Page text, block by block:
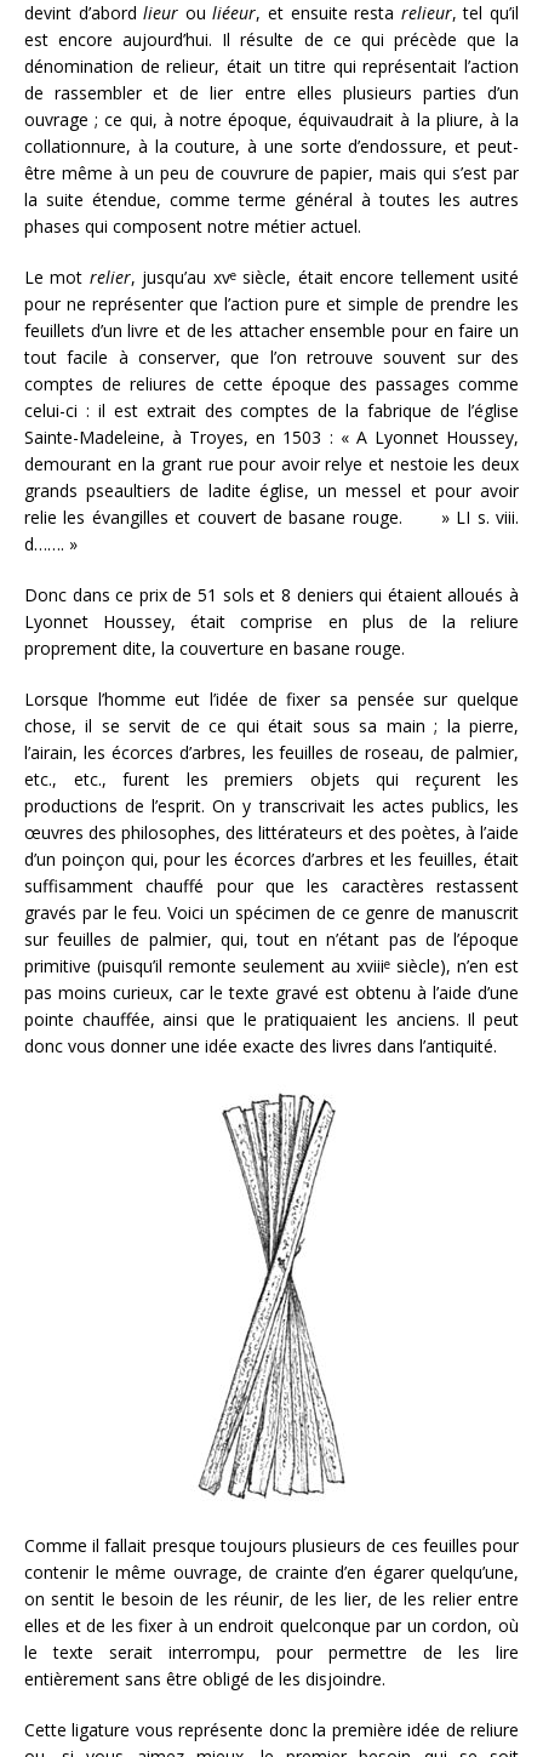
devint d’abordlieur ouliéeur, et ensuite resta relieur, tel qu’il
est encore aujourd’hui. Il résulte de ce qui précède que la
dénomination de relieur, était un titre qui représentait l’action
de rassembler et de lier entre elles plusieurs parties d’un
ouvrage ; ce qui, à notre époque, équivaudrait à la pliure, à la
collationnure, à la couture, à une sorte d’endossure, et peut-
être même à un peu de couvrure de papier, mais qui s’est par
la suite étendue, comme terme général à toutes les autres
phases qui composent notre métier actuel.
Le mot relier, jusqu’au xvesiècle, était encore tellement usité
pour ne représenter que l’action pure et simple de prendre les
feuillets d’un livre et de les attacher ensemble pour en faire un
tout facile à conserver, que l’on retrouve souvent sur des
comptes de reliures de cette époque des passages comme
celui-ci : il est extrait des comptes de la fabrique de l’église
Sainte-Madeleine, à Troyes, en 1503 : « A Lyonnet Houssey,
demourant en la grant rue pour avoir relye et nestoie les deux
grands pseaultiers de ladite église, un messel et pour avoir
relie les évangilles et couvert de basane rouge. » LI s. viii.
d……. »
Donc dans ce prix de 51 sols et 8 deniers qui étaient alloués à
Lyonnet Houssey, était comprise en plus de la reliure
proprement dite, la couverture en basane rouge.
Lorsque l’homme eut l’idée de fixer sa pensée sur quelque
chose, il se servit de ce qui était sous sa main ; la pierre,
l’airain, les écorces d’arbres, les feuilles de roseau, de palmier,
etc., etc., furent les premiers objets qui reçurent les
productions de l’esprit. On y transcrivait les actes publics, les
œuvres des philosophes, des littérateurs et des poètes, à l’aide
d’un poinçon qui, pour les écorces d’arbres et les feuilles, était
suffisamment chauffé pour que les caractères restassent
gravés par le feu. Voici un spécimen de ce genre de manuscrit
sur feuilles de palmier, qui, tout en n’étant pas de l’époque
primitive (puisqu’il remonte seulement au xviiie siècle), n’en est
pas moins curieux, car le texte gravé est obtenu à l’aide d’une
pointe chauffée, ainsi que le pratiquaient les anciens. Il peut
donc vous donner une idée exacte des livres dans l’antiquité.
Comme il fallait presque toujours plusieurs de ces feuilles pour
contenir le même ouvrage, de crainte d’en égarer quelqu’une,
on sentit le besoin de les réunir, de les lier, de les relier entre
elles et de les fixer à un endroit quelconque par un cordon, où
le texte serait interrompu, pour permettre de les lire
entièrement sans être obligé de les disjoindre.
Cette ligature vous représente donc la première idée de reliure